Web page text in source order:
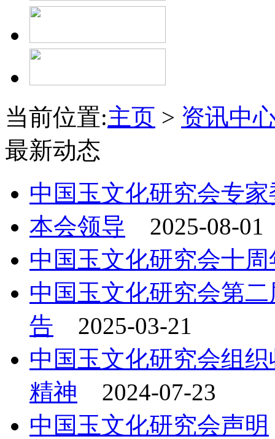
当前位置:主页 > 资讯中
最新动态
中国玉文化研究会专
本会领导
2025-08-01
中国玉文化研究会十
中国玉文化研究会第
告
2025-03-21
中国玉文化研究会组
精神
2024-07-23
中国玉文化研究会声明